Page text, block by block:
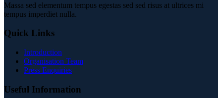
Massa sed elementum tempus egestas sed sed risus at ultrices mi
tempus imperdiet nulla.
Quick Links
Introduction
Organisation Team
Press Enquiries
Useful Information